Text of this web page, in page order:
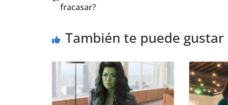
fracasar?
También te puede gustar